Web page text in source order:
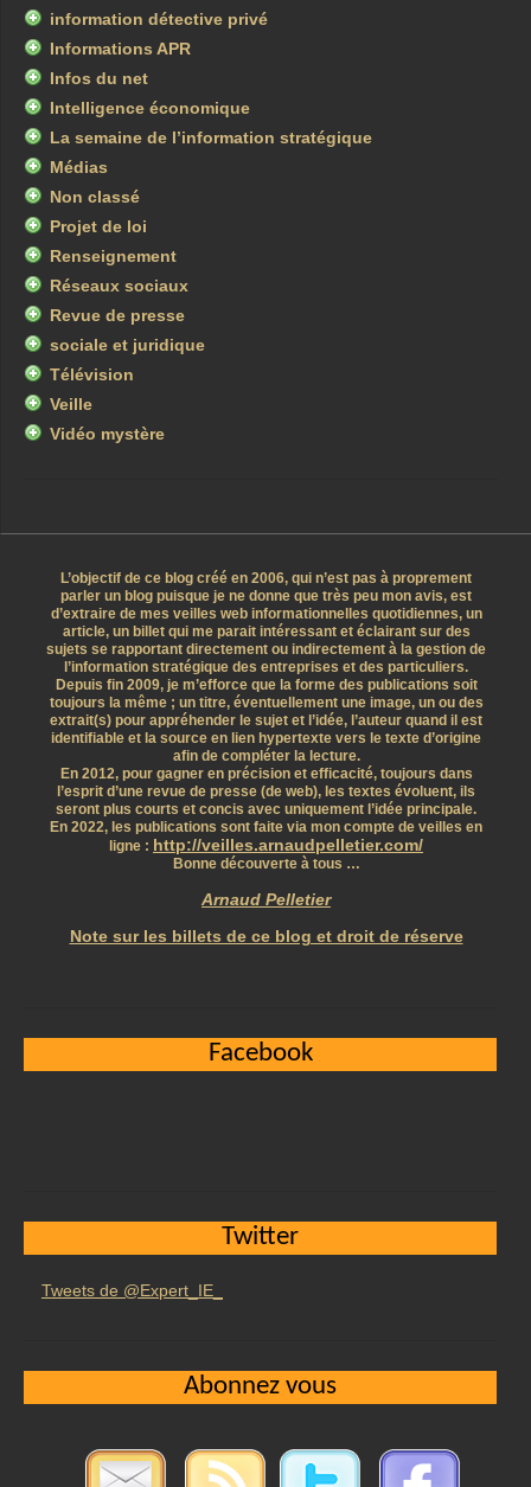
information détective privé
Informations APR
Infos du net
Intelligence économique
La semaine de l’information stratégique
Médias
Non classé
Projet de loi
Renseignement
Réseaux sociaux
Revue de presse
sociale et juridique
Télévision
Veille
Vidéo mystère
L’objectif de ce blog créé en 2006, qui n’est pas à proprement
parler un blog puisque je ne donne que très peu mon avis, est
d’extraire de mes veilles web informationnelles quotidiennes, un
article, un billet qui me parait intéressant et éclairant sur des
sujets se rapportant directement ou indirectement à la gestion de
l’information stratégique des entreprises et des particuliers.
Depuis fin 2009, je m’efforce que la forme des publications soit
toujours la même ; un titre, éventuellement une image, un ou des
extrait(s) pour appréhender le sujet et l’idée, l’auteur quand il est
identifiable et la source en lien hypertexte vers le texte d’origine
afin de compléter la lecture.
En 2012, pour gagner en précision et efficacité, toujours dans
l’esprit d’une revue de presse (de web), les textes évoluent, ils
seront plus courts et concis avec uniquement l’idée principale.
En 2022, les publications sont faite via mon compte de veilles en
ligne : http://veilles.arnaudpelletier.com/
Bonne découverte à tous …
Arnaud Pelletier
Note sur les billets de ce blog et droit de réserve
Facebook
Twitter
Tweets de @Expert_IE_
Abonnez vous